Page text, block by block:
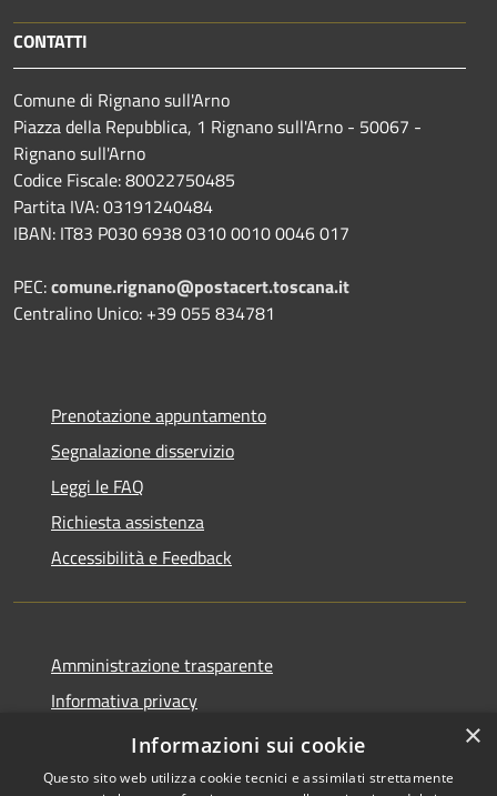
CONTATTI
Comune di Rignano sull'Arno
Piazza della Repubblica, 1 Rignano sull'Arno - 50067 -
Rignano sull'Arno
Codice Fiscale: 80022750485
Partita IVA: 03191240484
IBAN: IT83 P030 6938 0310 0010 0046 017
PEC:comune.rignano@postacert.toscana.it
Centralino Unico: +39 055 834781
Prenotazione appuntamento
Segnalazione disservizio
Leggi le FAQ
Richiesta assistenza
Accessibilità e Feedback
Amministrazione trasparente
Informativa privacy
×
Informazioni sui cookie
Questo sito web utilizza cookie tecnici e assimilati strettamente